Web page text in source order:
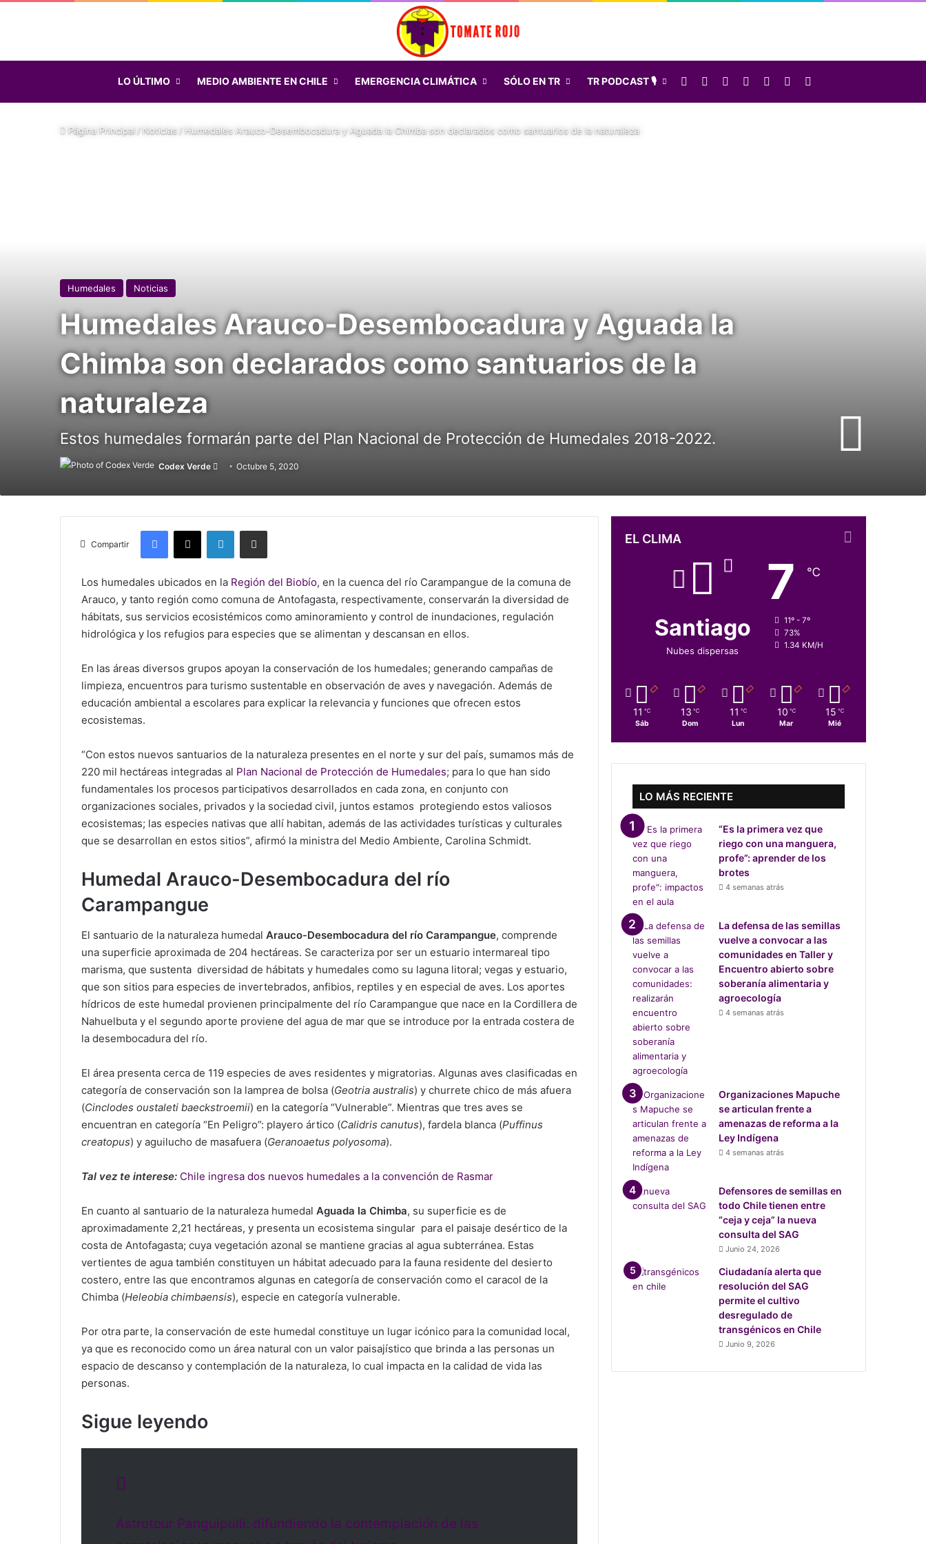
LO ÚLTIMO MEDIO AMBIENTE EN CHILE EMERGENCIA CLIMÁTICA SÓLO EN TR TR PODCAST 🎙️ Facebook LinkedInInstagramElige una nota al azar
Sidebar
Página Principal/Noticias/Humedales Arauco-Desembocadura y Aguada la Chimba son declarados como santuarios de la naturaleza
Humedales Noticias
Humedales Arauco-Desembocadura y Aguada la
Chimba son declarados como santuarios de la
naturaleza
Estos humedales formarán parte del Plan Nacional de Protección de Humedales 2018-2022.
Codex Verde
FollowOctubre 5, 2020
Compartir
Los humedales ubicados en la Región del Biobío, en la cuenca del río Carampangue de la comuna de
Arauco, y tanto región como comuna de Antofagasta, respectivamente, conservarán la diversidad de
hábitats, sus servicios ecosistémicos como aminoramiento y control de inundaciones, regulación
hidrológica y los refugios para especies que se alimentan y descansan en ellos.
En las áreas diversos grupos apoyan la conservación de los humedales; generando campañas de
limpieza, encuentros para turismo sustentable en observación de aves y navegación. Además de
educación ambiental a escolares para explicar la relevancia y funciones que ofrecen estos
ecosistemas.
“Con estos nuevos santuarios de la naturaleza presentes en el norte y sur del país, sumamos más de
220 mil hectáreas integradas al Plan Nacional de Protección de Humedales; para lo que han sido
fundamentales los procesos participativos desarrollados en cada zona, en conjunto con
organizaciones sociales, privados y la sociedad civil, juntos estamos protegiendo estos valiosos
ecosistemas; las especies nativas que allí habitan, además de las actividades turísticas y culturales
que se desarrollan en estos sitios”, afirmó la ministra del Medio Ambiente, Carolina Schmidt.
Humedal Arauco-Desembocadura del río
Carampangue
El santuario de la naturaleza humedal Arauco-Desembocadura del río Carampangue, comprende
una superficie aproximada de 204 hectáreas. Se caracteriza por ser un estuario intermareal tipo
marisma, que sustenta diversidad de hábitats y humedales como su laguna litoral; vegas y estuario,
que son sitios para especies de invertebrados, anfibios, reptiles y en especial de aves. Los aportes
hídricos de este humedal provienen principalmente del río Carampangue que nace en la Cordillera de
Nahuelbuta y el segundo aporte proviene del agua de mar que se introduce por la entrada costera de
la desembocadura del río.
El área presenta cerca de 119 especies de aves residentes y migratorias. Algunas aves clasificadas en
categoría de conservación son la lamprea de bolsa (Geotria australis) y churrete chico de más afuera
(Cinclodes oustaleti baeckstroemii) en la categoría “Vulnerable”. Mientras que tres aves se
encuentran en categoría “En Peligro”: playero ártico (Calidris canutus), fardela blanca (Puffinus
creatopus) y aguilucho de masafuera (Geranoaetus polyosoma).
Tal vez te interese: Chile ingresa dos nuevos humedales a la convención de Rasmar
En cuanto al santuario de la naturaleza humedal Aguada la Chimba, su superficie es de
aproximadamente 2,21 hectáreas, y presenta un ecosistema singular para el paisaje desértico de la
costa de Antofagasta; cuya vegetación azonal se mantiene gracias al agua subterránea. Estas
vertientes de agua también constituyen un hábitat adecuado para la fauna residente del desierto
costero, entre las que encontramos algunas en categoría de conservación como el caracol de la
Chimba (Heleobia chimbaensis), especie en categoría vulnerable.
Por otra parte, la conservación de este humedal constituye un lugar icónico para la comunidad local,
ya que es reconocido como un área natural con un valor paisajístico que brinda a las personas un
espacio de descanso y contemplación de la naturaleza, lo cual impacta en la calidad de vida las
personas.
Sigue leyendo
Astrotour Panguipulli: difundiendo la contemplación de las
EL CLIMA
Santiago
Nubes dispersas
7 ℃
11º - 7º
73%
1.34 KM/H
11 ℃
Sáb
13 ℃
Dom
11 ℃
Lun
10 ℃
Mar
15 ℃
Mié
LO MÁS RECIENTE
“Es la primera vez que
riego con una manguera,
profe”: aprender de los
brotes
4 semanas atrás
La defensa de las semillas
vuelve a convocar a las
comunidades en Taller y
Encuentro abierto sobre
soberanía alimentaria y
agroecología
4 semanas atrás
Organizaciones Mapuche
se articulan frente a
amenazas de reforma a la
Ley Indígena
4 semanas atrás
Defensores de semillas en
todo Chile tienen entre
“ceja y ceja” la nueva
consulta del SAG
Junio 24, 2026
Ciudadanía alerta que
resolución del SAG
permite el cultivo
desregulado de
transgénicos en Chile
Junio 9, 2026